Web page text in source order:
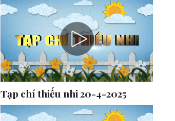
Tạp chí thiếu nhi 20-4-2025